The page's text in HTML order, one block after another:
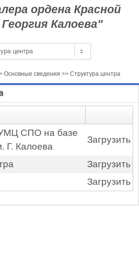
ордена Красной
Калоева"
Основные сведения >> Структура центра
СПО на базе
Калоева
Загрузить
Загрузить
Загрузить